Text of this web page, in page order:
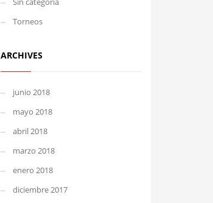
Torneos
ARCHIVES
junio 2018
mayo 2018
abril 2018
marzo 2018
enero 2018
diciembre 2017